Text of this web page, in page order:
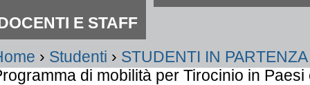
E STAFF
› Studenti › STUDENTI IN PARTENZA
di mobilità per Tirocinio in